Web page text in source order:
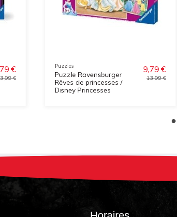
€
€
Puzzles
Puzzle Ravensburger
Rêves de princesses /
Disney Princesses
9,79 €
13,99 €